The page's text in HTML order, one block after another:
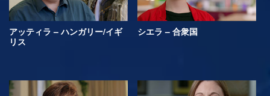
アッティラ – ハンガリー/イギ
リス
シエラ – 合衆国